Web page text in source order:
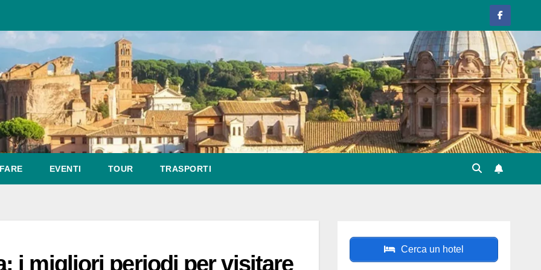
EVENTI TOUR TRASPORTI
i migliori periodi per visitare
Cerca un hotel